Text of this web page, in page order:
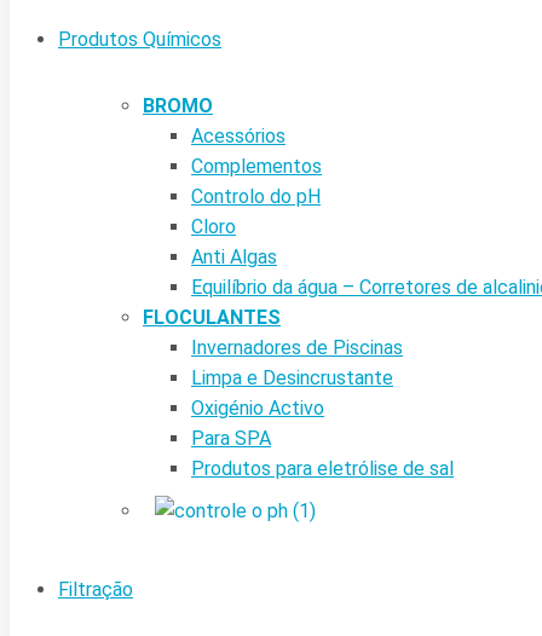
Produtos Químicos
BROMO
Acessórios
Complementos
Controlo do pH
Cloro
Anti Algas
Equilíbrio da água – Corretores de
FLOCULANTES
Invernadores de Piscinas
Limpa e Desincrustante
Oxigénio Activo
Para SPA
Produtos para eletrólise de sal
Filtração